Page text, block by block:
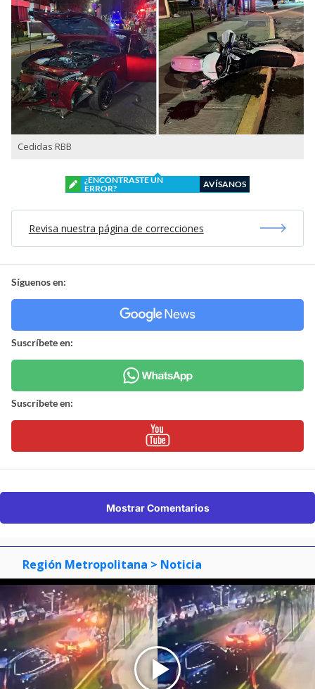
Cedidas RBB
¿ENCONTRASTE UN
ERROR?
AVÍSANOS
Revisa nuestra página de correcciones
Síguenos en:
Suscríbete en:
Suscríbete en:
Mostrar Comentarios
Región Metropolitana > Noticia